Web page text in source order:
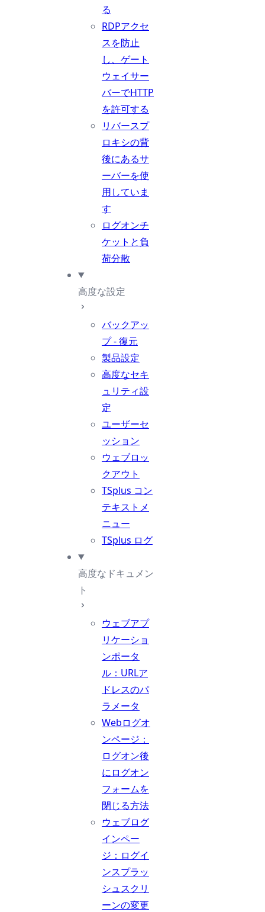
る
RDPアクセ
スを防止
し、ゲート
ウェイサー
バーでHTTP
を許可する
リバースプ
ロキシの背
後にあるサ
ーバーを使
用していま
す
ログオンチ
ケットと負
荷分散
高度な設定
バックアッ
プ - 復元
製品設定
高度なセキ
ュリティ設
定
ユーザーセ
ッション
ウェブロッ
クアウト
TSplus コン
テキストメ
ニュー
TSplus ログ
高度なドキュメン
ト
ウェブアプ
リケーショ
ンポータ
ル：URLア
ドレスのパ
ラメータ
Webログオ
ンページ：
ログオン後
にログオン
フォームを
閉じる方法
ウェブログ
インペー
ジ：ログイ
ンスプラッ
シュスクリ
ーンの変更